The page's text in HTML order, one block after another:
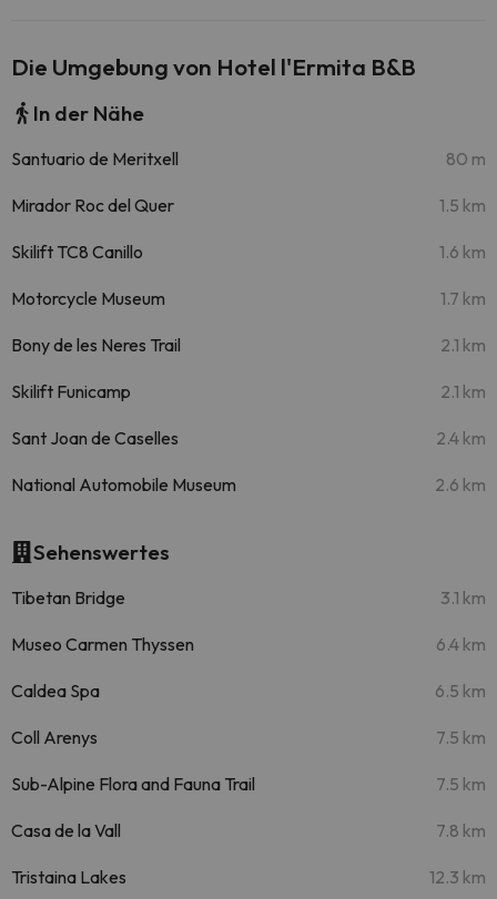
Die Umgebung von Hotel l'Ermita B&B
In der Nähe
Santuario de Meritxell 80 m
Mirador Roc del Quer 1.5 km
Skilift TC8 Canillo 1.6 km
Motorcycle Museum 1.7 km
Bony de les Neres Trail 2.1 km
Skilift Funicamp 2.1 km
Sant Joan de Caselles 2.4 km
National Automobile Museum 2.6 km
Sehenswertes
Tibetan Bridge 3.1 km
Museo Carmen Thyssen 6.4 km
Caldea Spa 6.5 km
Coll Arenys 7.5 km
Sub-Alpine Flora and Fauna Trail 7.5 km
Casa de la Vall 7.8 km
Tristaina Lakes 12.3 km